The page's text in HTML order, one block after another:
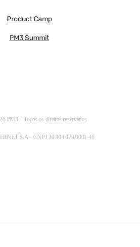
Product Camp
PM3 Summit
PM3 – Todos os direitos reservados
S.A – CNPJ 30.904.079/0001-46